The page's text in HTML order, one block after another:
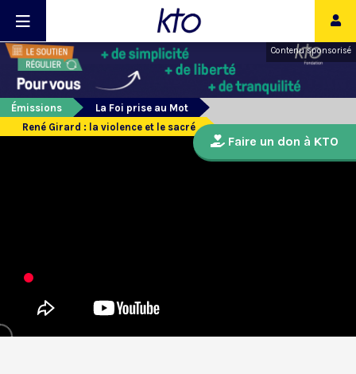
Contenu sponsorisé
Émissions
La Foi prise au Mot
René Girard : la violence et le sacré
Faire un don à KTO